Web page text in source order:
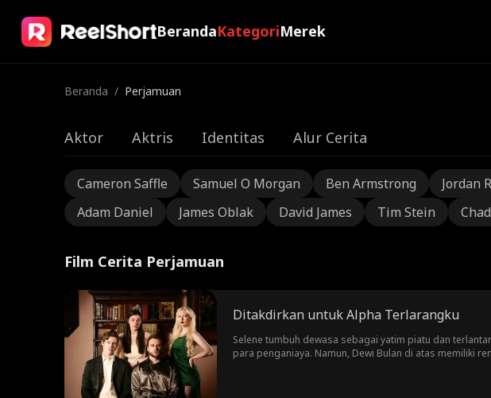
BerandaKategoriMerek
Beranda / Perjamuan
Aktor Aktris Identitas Alur Cerita
Cameron Saffle Samuel O Morgan Ben Armstrong Jordan
Adam Daniel
James Oblak David James Tim Stein
Film Cerita Perjamuan
Ditakdirkan untuk Alpha Terlarangku
Selene tumbuh dewasa sebagai yatim piatu dan
para penganiaya. Namun, Dewi Bulan di atas memiliki